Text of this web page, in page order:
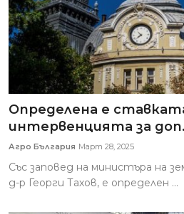
Определена е
интервенцията за
Агро България Март 28, 2025
Със заповед на министъра на
д-р Георги Тахов, е определен ...